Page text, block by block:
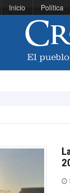
Inicio Política